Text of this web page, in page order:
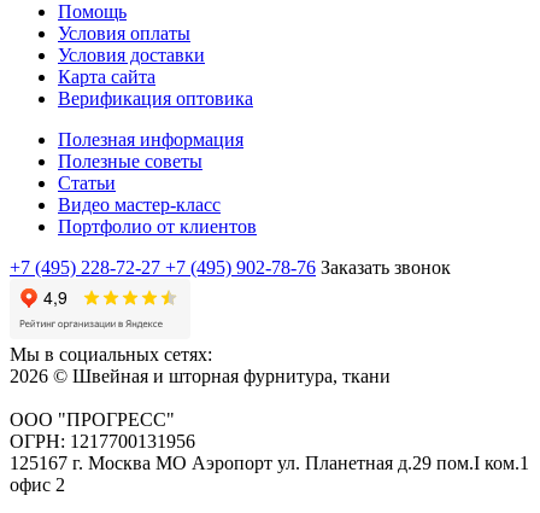
Помощь
Условия оплаты
Условия доставки
Карта сайта
Верификация оптовика
Полезная информация
Полезные советы
Статьи
Видео мастер-класс
Портфолио от клиентов
+7 (495) 228-72-27 +7 (495) 902-78-76 Заказать звонок
Мы в социальных сетях:
2026 © Швейная и шторная фурнитура, ткани
ООО "ПРОГРЕСС"
ОГРН: 1217700131956
125167 г. Москва МО Аэропорт ул. Планетная д.29 пом.I ком.1
офис 2